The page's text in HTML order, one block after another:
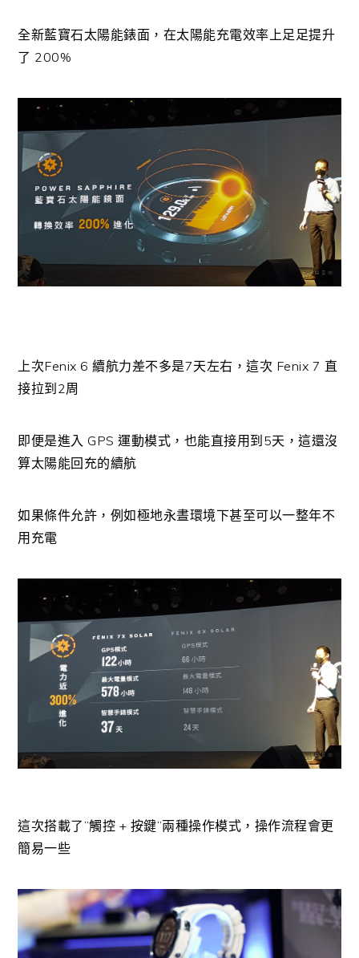
全新藍寶石太陽能錶面，在太陽能充電效率上足足提升
了 200%
上次Fenix 6 續航力差不多是7天左右，這次 Fenix 7 直
接拉到2周
即便是進入 GPS 運動模式，也能直接用到5天，這還沒
算太陽能回充的續航
如果條件允許，例如極地永晝環境下甚至可以一整年不
用充電
這次搭載了”觸控 + 按鍵”兩種操作模式，操作流程會更
簡易一些